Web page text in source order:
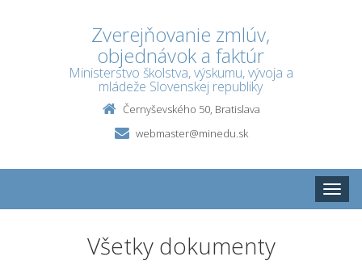
Zverejňovanie zmlúv,
objednávok a faktúr
Ministerstvo školstva, výskumu, vývoja a
mládeže Slovenskej republiky
Černyševského 50, Bratislava
webmaster@minedu.sk
Toggle
Všetky dokumenty